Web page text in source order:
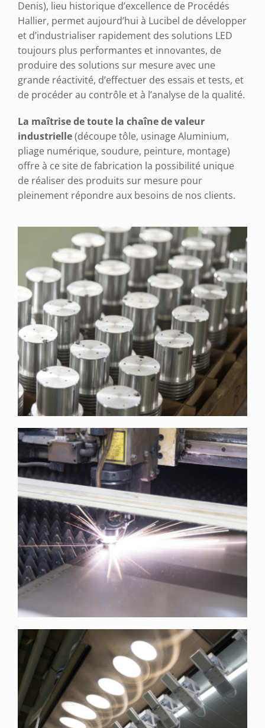
Denis), lieu historique d’excellence de Procédés
Hallier, permet aujourd’hui à Lucibel de développer
et d’industrialiser rapidement des solutions LED
toujours plus performantes et innovantes, de
produire des solutions sur mesure avec une
grande réactivité, d’effectuer des essais et tests, et
de procéder au contrôle et à l’analyse de la qualité.
La maîtrise de toute la chaîne de valeur
industrielle(découpe tôle, usinage Aluminium,
pliage numérique, soudure, peinture, montage)
offre à ce site de fabrication la possibilité unique
de réaliser des produits sur mesure pour
pleinement répondre aux besoins de nos clients.